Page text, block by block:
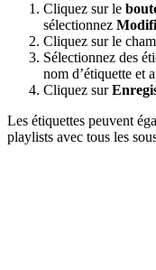
Cliquez sur le
sélectionnez
Cliquez sur le
Sélectionnez des
nom d’étiquette et
Cliquez sur
Les étiquettes peuvent
playlists avec tous les